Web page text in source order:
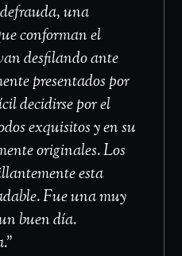
defrauda, una
conforman el
desfilando ante
presentados por
decidirse por el
exquisitos y en su
originales. Los
esta
Fue una muy
buen día.